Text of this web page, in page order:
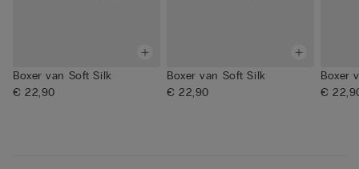
Boxer van Soft Silk
€ 22,90
Boxer van Soft Silk
€ 22,90
Boxer
€